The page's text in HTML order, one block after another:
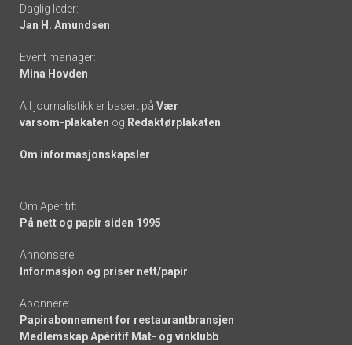
links
Daglig leder:
Jan H. Amundsen
Event manager:
Mina Hovden
All journalistikk er basert på Vær
varsom-plakaten og Redaktørplakaten
Om informasjonskapsler
Om Apéritif:
På nett og papir siden 1995
Annonsere:
Informasjon og priser nett/papir
Abonnere:
Papirabonnement for restaurantbransjen
Medlemskap Apéritif Mat- og vinklubb